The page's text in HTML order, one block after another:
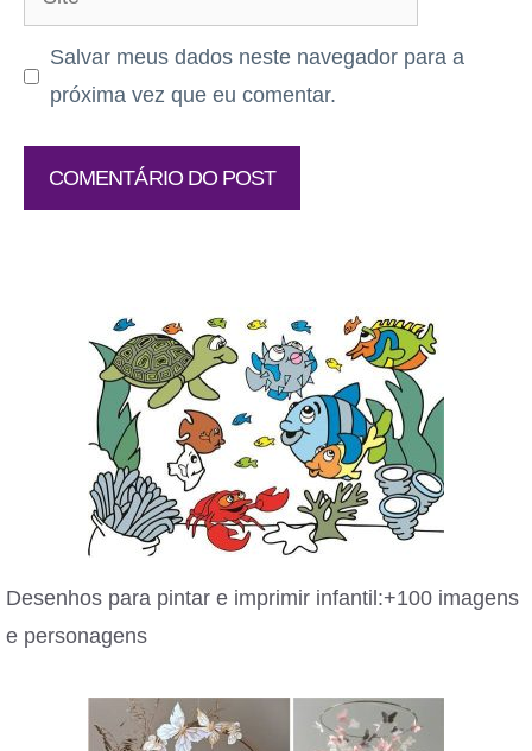
Salvar meus dados neste navegador para a
próxima vez que eu comentar.
Desenhos para pintar e imprimir infantil:+100 imagens
e personagens